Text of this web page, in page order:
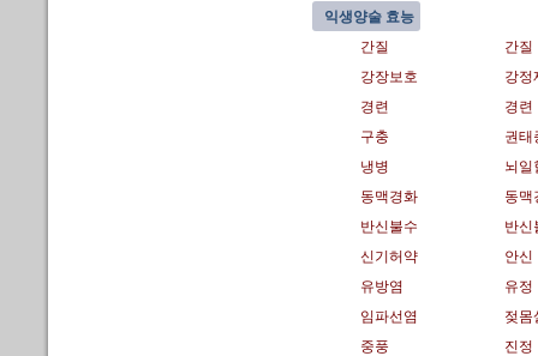
익생양술 효능
간질
간질
강장보호
강정
경련
경련
구충
권태
냉병
뇌일
동맥경화
동맥
반신불수
반신
신기허약
안신
유방염
유정
임파선염
젖몸
중풍
진정